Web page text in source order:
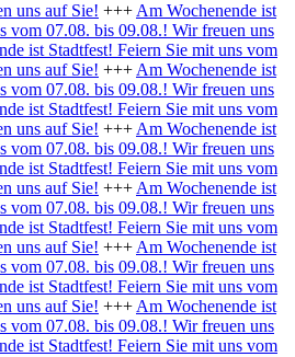
uns auf Sie! +++ Am Wochenende ist
vom 07.08. bis 09.08.! Wir freuen uns
ist Stadtfest! Feiern Sie mit uns vom
uns auf Sie! +++ Am Wochenende ist
vom 07.08. bis 09.08.! Wir freuen uns
ist Stadtfest! Feiern Sie mit uns vom
uns auf Sie! +++ Am Wochenende ist
vom 07.08. bis 09.08.! Wir freuen uns
ist Stadtfest! Feiern Sie mit uns vom
uns auf Sie! +++ Am Wochenende ist
vom 07.08. bis 09.08.! Wir freuen uns
ist Stadtfest! Feiern Sie mit uns vom
uns auf Sie! +++ Am Wochenende ist
vom 07.08. bis 09.08.! Wir freuen uns
ist Stadtfest! Feiern Sie mit uns vom
uns auf Sie! +++ Am Wochenende ist
vom 07.08. bis 09.08.! Wir freuen uns
ist Stadtfest! Feiern Sie mit uns vom